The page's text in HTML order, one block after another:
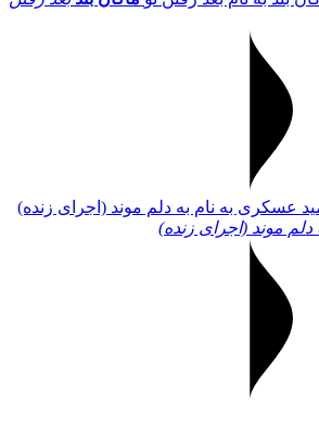
دلم موند (اجرای زنده)